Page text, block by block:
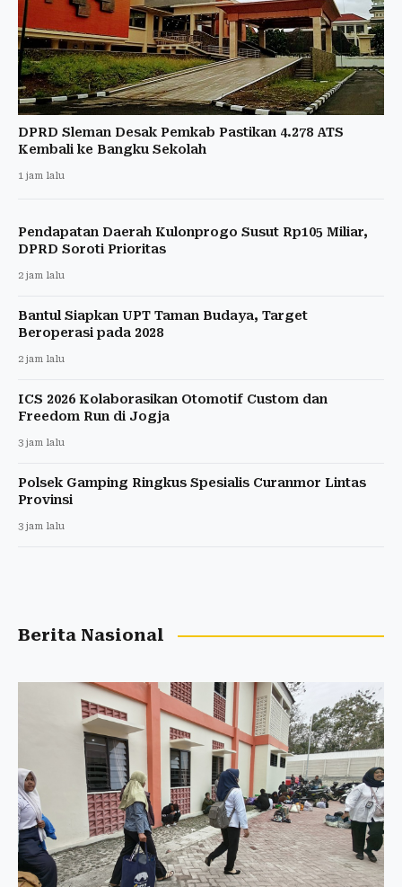
DPRD Sleman Desak Pemkab Pastikan 4.278 ATS
Kembali ke Bangku Sekolah
1 jam lalu
Pendapatan Daerah Kulonprogo Susut Rp105 Miliar,
DPRD Soroti Prioritas
2 jam lalu
Bantul Siapkan UPT Taman Budaya, Target
Beroperasi pada 2028
2 jam lalu
ICS 2026 Kolaborasikan Otomotif Custom dan
Freedom Run di Jogja
3 jam lalu
Polsek Gamping Ringkus Spesialis Curanmor Lintas
Provinsi
3 jam lalu
Berita Nasional